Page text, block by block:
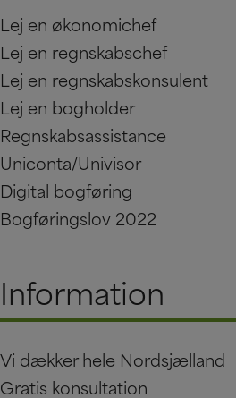
Lej en økonomichef
Lej en regnskabschef
Lej en regnskabskonsulent
Lej en bogholder
Regnskabsassistance
Uniconta/Univisor
Digital bogføring
Bogføringslov 2022
Information
Vi dækker hele Nordsjælland
Gratis konsultation